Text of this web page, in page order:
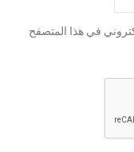
في هذا المتصفح